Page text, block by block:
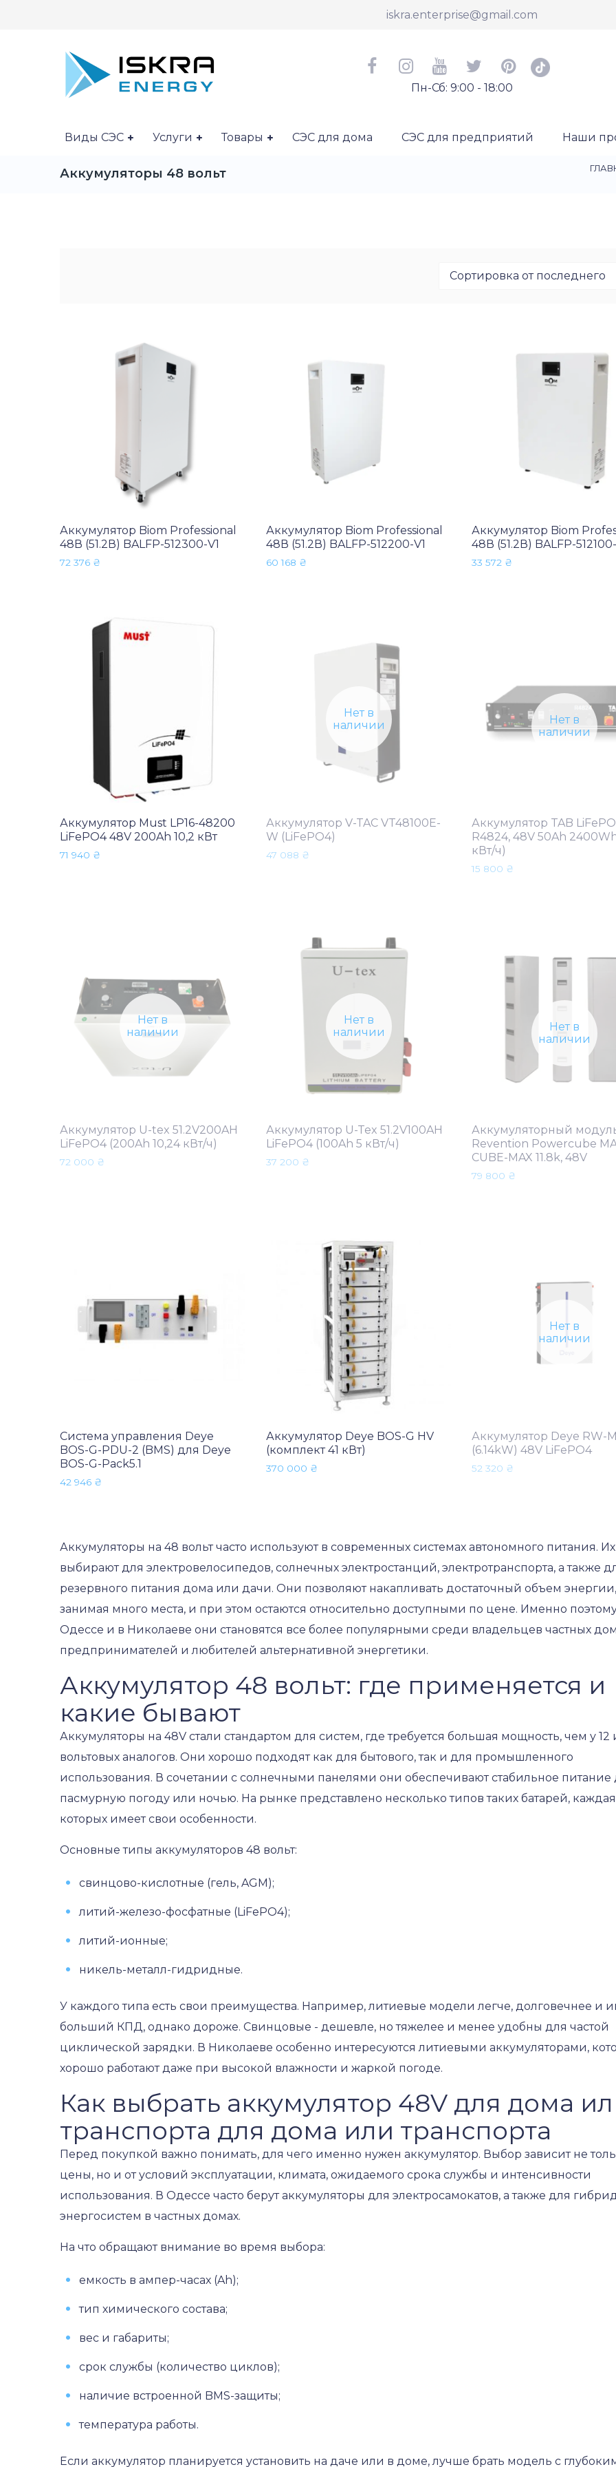
iskra.enterprise@gmail.com
Пн-Сб: 9:00 - 18:00
Виды СЭС Услуги Товары СЭС для дома СЭС для предприятий Наши
Аккумуляторы 48 вольт
Аккумулятор Biom Professional
48В (51.2В) BALFP-512300-V1
72 376 ₴
Аккумулятор Biom Professional
48В (51.2В) BALFP-512200-V1
60 168 ₴
Аккумулятор Biom
48В (51.2В) BALFP-
33 572 ₴
Аккумулятор Must LP16-48200
LiFePO4 48V 200Ah 10,2 кВт
71 940 ₴
Нет в
наличии
Аккумулятор V-TAC VT48100E-
W (LiFePO4)
47 088 ₴
Нет в
наличии
Аккумулятор TAB
R4824, 48V 50Ah
кВт/ч)
15 800 ₴
Нет в
наличии
Аккумулятор U-tex 51.2V200AH
LiFePO4 (200Ah 10,24 кВт/ч)
72 000 ₴
Нет в
наличии
Аккумулятор U-Tex 51.2V100AH
LiFePO4 (100Ah 5 кВт/ч)
37 200 ₴
Нет в
наличии
Аккумуляторный
Revention Powercube
CUBE-MAX 11.8k, 48V
79 800 ₴
Система управления Deye
BOS-G-PDU-2 (BMS) для Deye
BOS-G-Pack5.1
42 946 ₴
Аккумулятор Deye BOS-G HV
(комплект 41 кВт)
370 000 ₴
Нет в
наличии
Аккумулятор Deye RW-
(6.14kW) 48V LiFePO4
52 320 ₴
Аккумуляторы на 48 вольт часто используют в современных системах автономного питания. Их
выбирают для электровелосипедов, солнечных электростанций, электротранспорта, а также
резервного питания дома или дачи. Они позволяют накапливать достаточный объем
занимая много места, и при этом остаются относительно доступными по цене. Именно
Одессе и в Николаеве они становятся все более популярными среди владельцев частных
предпринимателей и любителей альтернативной энергетики.
Аккумулятор 48 вольт: где применяется и
какие бывают
Аккумуляторы на 48V стали стандартом для систем, где требуется большая мощность, чем у 12
вольтовых аналогов. Они хорошо подходят как для бытового, так и для промышленного
использования. В сочетании с солнечными панелями они обеспечивают стабильное питание
пасмурную погоду или ночью. На рынке представлено несколько типов таких батарей,
которых имеет свои особенности.
Основные типы аккумуляторов 48 вольт:
свинцово-кислотные (гель, AGM);
литий-железо-фосфатные (LiFePO4);
литий-ионные;
никель-металл-гидридные.
У каждого типа есть свои преимущества. Например, литиевые модели легче, долговечнее и
больший КПД, однако дороже. Свинцовые - дешевле, но тяжелее и менее удобны для частой
циклической зарядки. В Николаеве особенно интересуются литиевыми аккумуляторами,
хорошо работают даже при высокой влажности и жаркой погоде.
Как выбрать аккумулятор 48V для дома
транспорта для дома или транспорта
Перед покупкой важно понимать, для чего именно нужен аккумулятор. Выбор зависит не
цены, но и от условий эксплуатации, климата, ожидаемого срока службы и интенсивности
использования. В Одессе часто берут аккумуляторы для электросамокатов, а также для
энергосистем в частных домах.
На что обращают внимание во время выбора:
емкость в ампер-часах (Ah);
тип химического состава;
вес и габариты;
срок службы (количество циклов);
наличие встроенной BMS-защиты;
температура работы.
Если аккумулятор планируется установить на даче или в доме, лучше брать модель с